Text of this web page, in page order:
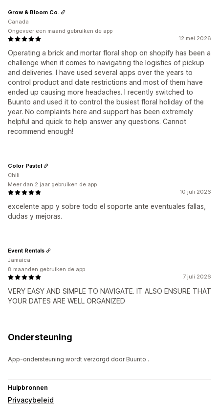
12 mei 2026
Operating a brick and mortar floral shop on shopify has been a
challenge when it comes to navigating the logistics of pickup
and deliveries. I have used several apps over the years to
control product and date restrictions and most of them have
ended up causing more headaches. I recently switched to
Buunto and used it to control the busiest floral holiday of the
year. No complaints here and support has been extremely
helpful and quick to help answer any questions. Cannot
recommend enough!
Grow & Bloom Co.
Canada
Ongeveer een maand gebruiken de app
10 juli 2026
excelente app y sobre todo el soporte ante eventuales fallas,
dudas y mejoras.
Color Pastel
Chili
Meer dan 2 jaar gebruiken de app
7 juli 2026
VERY EASY AND SIMPLE TO NAVIGATE. IT ALSO ENSURE THAT
YOUR DATES ARE WELL ORGANIZED
Event Rentals
Jamaica
8 maanden gebruiken de app
Ondersteuning
App-ondersteuning wordt verzorgd door Buunto .
Hulpbronnen
Privacybeleid